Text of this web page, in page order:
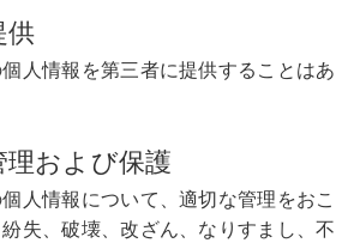
供
人情報を第三者に提供することはあ
および保護
人情報について、適切な管理をおこ
失、破壊、改ざん、なりすまし、不